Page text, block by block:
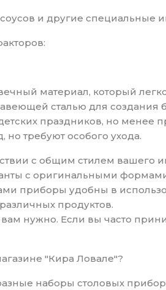
и другие
материал, который
сталью для создания
праздников, но менее
но требуют особого ухода.
с общим стилем вашего
с оригинальными
приборы удобны в
продуктов.
нужно. Если вы часто
"Кира Ловале"?
наборы столовых